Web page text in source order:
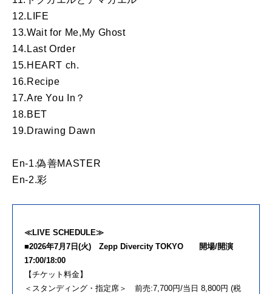
12.LIFE
13.Wait for Me,My Ghost
14.Last Order
15.HEART ch.
16.Recipe
17.Are You In？
18.BET
19.Drawing Dawn
En-1.偽善MASTER
En-2.彩
≪LIVE SCHEDULE≫
■2026年7月7日(火) Zepp Divercity TOKYO 開場/開演
17:00/18:00
【チケット料金】
＜スタンディング・指定席＞ 前売:7,700円/当日 8,800円 (税